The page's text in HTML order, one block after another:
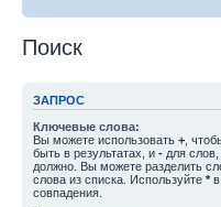
Поиск
ЗАПРОС
Ключевые слова:
Вы можете использовать + ,
быть в результатах, и - для
должно. Вы можете разделить
слова из списка. Используйте *
совпадения.